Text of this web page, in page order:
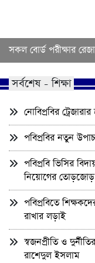
সকল বোর্ড পরীক্ষার
সর্বশেষ - শিক্ষা
নোবিপ্রবির
পবিপ্রবির নতুন
পবিপ্রবি ভিসির
নিয়োগের তোড়জোড়
পবিপ্রবিতে
রাখার লড়াই
স্বজনপ্রীতি ও
রাশেদুল ইসলাম